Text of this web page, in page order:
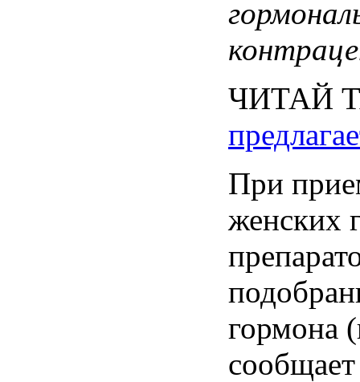
ЧИТАЙ
При
женских
гормона (
сообщает